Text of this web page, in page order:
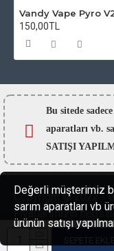
150,00TL
Bu sitede
aparatları vb.
SATIŞI
Copyright © 2022 -
Fiyatlarımızın
Değerli müşterimiz
sarım aparatları vb
ürünün satışı